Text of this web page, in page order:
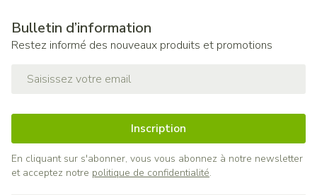
Bulletin d’information
Restez informé des nouveaux produits et promotions
Inscription
En cliquant sur s'abonner, vous vous abonnez à notre newsletter
et acceptez notre politique de confidentialité.